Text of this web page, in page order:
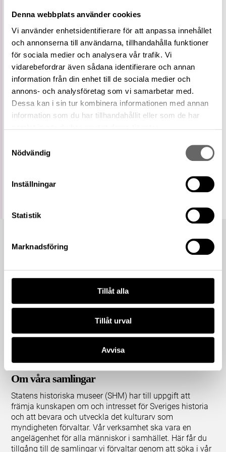
Denna webbplats använder cookies
Vi använder enhetsidentifierare för att anpassa innehållet
och annonserna till användarna, tillhandahålla funktioner
för sociala medier och analysera vår trafik. Vi
vidarebefordrar även sådana identifierare och annan
information från din enhet till de sociala medier och
annons- och analysföretag som vi samarbetar med.
Dessa kan i sin tur kombinera informationen med annan
information som du har tillhandahållit eller som de har
Nödvändig
Inställningar
Statistik
Marknadsföring
Tillåt alla
Tillåt urval
Avvisa
term
Spjutspets
Definition
Typologi för spjutspetsar utvecklad av Jan
Petersen 1919.
Litteratur
De Norske Vikingesverd: En Typologisk-
Kronologisk Studie Over Vikingetidens
Vaaben, sid. 23 (Petersen, Jan)
Relaterade
föremål
Visa 1 relaterat föremål
https://samlingar.shm.se/term/B8FE72B5-
B5F5-443F-A5CF-AFC1529FD00D
All textinformation (metadata) på denna sida är fri att
Mer information om licenser hos Statens historiska museer.
Om våra samlingar
Statens historiska museer (SHM) har till uppgift att
främja kunskapen om och intresset för Sveriges historia
och att bevara och utveckla det kulturarv som
myndigheten förvaltar. Vår verksamhet ska vara en
angelägenhet för alla människor i samhället. Här får du
tillgång till de samlingar vi förvaltar genom att söka i vår